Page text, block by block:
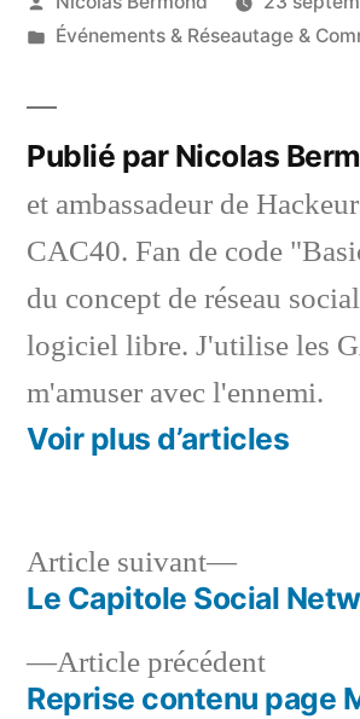
par
Publié
Événements & Réseautage &
Publié par Nicolas
et ambassadeur de
CAC40. Fan de code
du concept de réseau
logiciel libre. J'utilise les
m'amuser avec l'ennemi.
Voir plus d’articles
Navigation
deArticle précédentArticle
Reprise contenu page
Article suivant
Article
suivant :
Le Capitole Social